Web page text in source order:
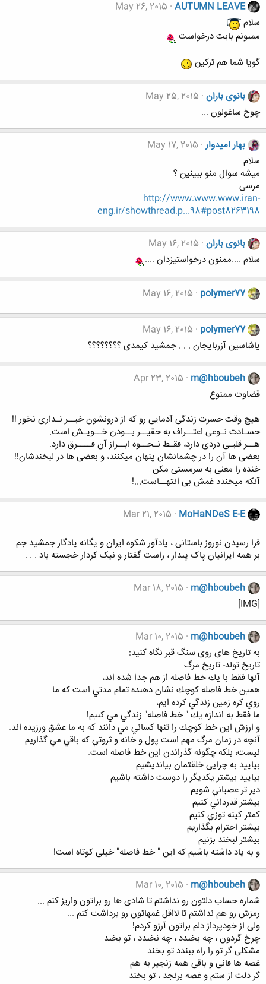
AUTUMN LEAVE
May 26, 2015
سلام
ممنونم بابت درخواست
گویا شما هم ترکین
بانوی باران May 25, 2015
چوخ ساغولون ...
بهار امیدوار May 17, 2015
سلام
میشه سوال منو ببینین ؟
مرسی
http://www.www.www.iran-
eng.ir/showthread.p...98#post8263198
بانوی باران May 16, 2015
سلام ....ممنون درخواستیزدان ....
polymer77
May 16, 2015
polymer77
May 16, 2015
یاشاسین آزربایجان . . . جمشید کیمدی ؟؟؟؟؟؟؟؟
m@hboubeh
Apr 23, 2015
قضاوت ممنوع
هیچ وقت حسرت زندگی آدمایی رو که از درونشون خبــر نـداری نخور !!
حسـادت نـوعی اعتــراف به حقیــر بــودن خــویـش است.
هــر قلبـى دردى دارد، فقـط نـحــوه ابــراز آن فــــرق دارد.
بعضى ها آن را در چشمانشان پنهان ميكنند، و بعضى ها در لبخندشان!!
خنده را معنی به سرمستی مکن
آنکه میخندد غمش بی انتهــاست...!
MoHaNDeS E-E
Mar 21, 2015
فرا رسیدن نوروز باستانی ، یادآور شکوه ایران و یگانه یادگار جمشید جم
بر همه ایرانیان پاک پندار ، راست گفتار و نیک کردار خجسته باد . . .
m@hboubeh
Mar 18, 2015
[IMG]
m@hboubeh
Mar 10, 2015
به تاريخ های روی سنگ قبر نگاه کنید:
تاريخ تولد- تاريخ مرگ
آنها فقط با يك خط فاصله از هم جدا شده اند،
همين خط فاصله كوچك نشان دهنده تمام مدتي است كه ما
روي كره زمين زندگي كرده ايم،
ما فقط به اندازه يك " خط فاصله" زندگي مي كنيم!
و ارزش اين خط كوچك را تنها كساني مي دانند كه به ما عشق ورزيده اند.
آنچه در زمان مرگ مهم است پول و خانه و ثروتي كه باقي مي گذاريم
نيست، بلكه چگونه گذراندن اين خط فاصله است.
بياييد به چرايى خلقتمان بيانديشيم
بياييد بيشتر يكديگر را دوست داشته باشيم
دير تر عصباني شويم
بيشتر قدرداني كنيم
كمتر كينه توزي كنيم
بيشتر احترام بگذاريم
بيشتر لبخند بزنيم
و به ياد داشته باشيم كه اين " خط فاصله" خيلی كوتاه است!
m@hboubeh
Mar 10, 2015
شماره حساب دلتون رو نداشتم تا شادی ها رو براتون واریز کنم ...
رمزش رو هم نداشتم تا لااقل غمهاتون رو برداشت کنم ...
ولی از خودپرداز دلم براتون آرزو کردم!
چرخ گردون ، چه بخندد ، چه نخندد ، تو بخند
مشکلی گر تو را راه ببندد تو بخند
غصه ها فانی و باقی همه زنجیر به هم
گر دلت از ستم و غصه برنجد ، تو بخند